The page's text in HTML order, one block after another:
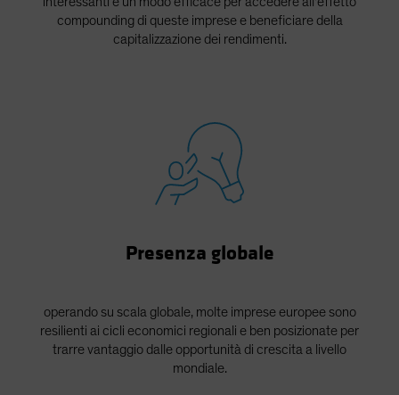
compounding di queste imprese e beneficiare della
capitalizzazione dei rendimenti.
Presenza globale
operando su scala globale, molte imprese europee sono
resilienti ai cicli economici regionali e ben posizionate per
trarre vantaggio dalle opportunità di crescita a livello
mondiale.